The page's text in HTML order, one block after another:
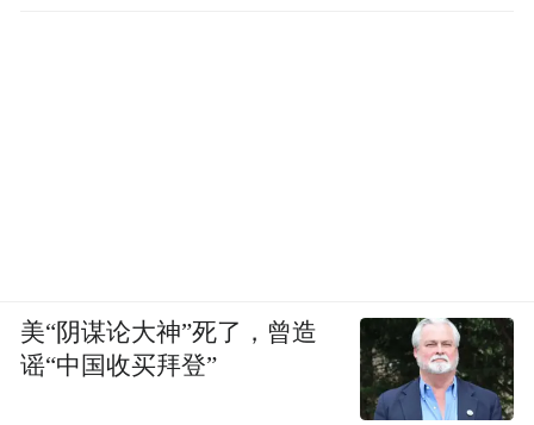
美“阴谋论大神”死了，曾造
谣“中国收买拜登”